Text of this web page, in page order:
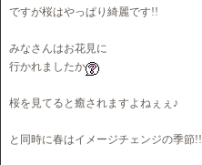
ですが桜はやっぱり綺麗です!!
みなさんはお花見に
行かれましたか
桜を見てると癒されますよねぇぇ♪
と同時に春はイメージチェンジの季節!!